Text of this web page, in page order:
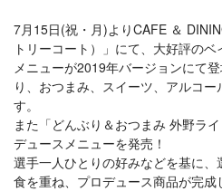
7月15日(祝・月)よりCAFE ＆
トリーコート）」にて、大好評の
メニューが2019年バージョンにて
り、おつまみ、スイーツ、アルコ
す。
また「どんぶり＆おつまみ 外野ラ
デュースメニューを発売！
選手一人ひとりの好みなどを基に
食を重ね、プロデュース商品が完成